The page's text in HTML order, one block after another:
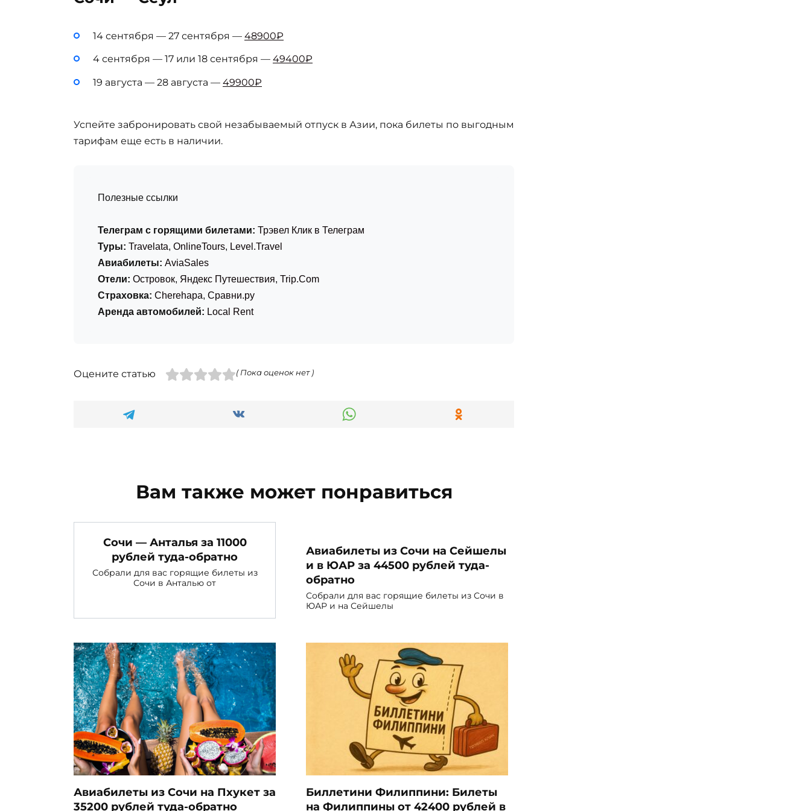
14 сентября — 27 сентября — 48900₽
4 сентября — 17 или 18 сентября — 49400₽
19 августа — 28 августа — 49900₽
Успейте забронировать свой незабываемый отпуск в Азии, пока билеты по выгодным
тарифам еще есть в наличии.
Полезные ссылки
Телеграм с горящими билетами: Трэвел Клик в Телеграм
Туры: Travelata, OnlineTours, Level.Travel
Авиабилеты: AviaSales
Отели: Островок, Яндекс Путешествия, Trip.Com
Страховка: Cherehapa, Сравни.ру
Аренда автомобилей: Local Rent
Оцените статью ( Пока оценок нет )
Вам также может понравиться
Сочи — Анталья за 11000
рублей туда-обратно
Собрали для вас горящие билеты из
Сочи в Анталью от
Авиабилеты из Сочи на Сейшелы
и в ЮАР за 44500 рублей туда-
обратно
Собрали для вас горящие билеты из Сочи в
ЮАР и на Сейшелы
Авиабилеты из Сочи на Пхукет за
35200 рублей туда-обратно
Биллетини Филиппини: Билеты
на Филиппины от 42400 рублей в